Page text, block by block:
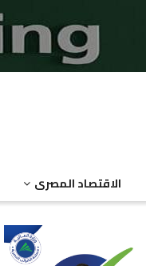
الاقتصاد المصرى